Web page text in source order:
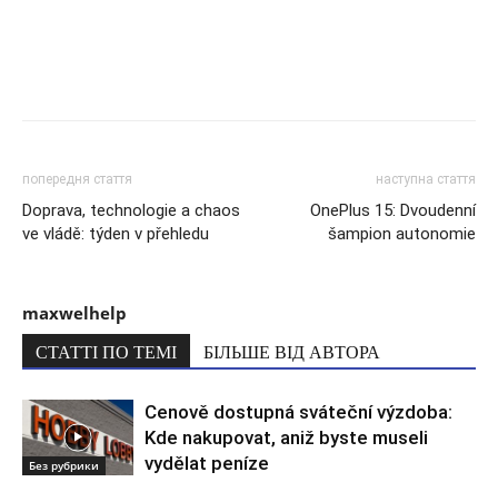
попередня стаття
Doprava, technologie a chaos
ve vládě: týden v přehledu
наступна стаття
OnePlus 15: Dvoudenní
šampion autonomie
maxwelhelp
СТАТТІ ПО ТЕМІ БІЛЬШЕ ВІД АВТОРА
Без рубрики
Cenově dostupná sváteční výzdoba:
Kde nakupovat, aniž byste museli
vydělat peníze